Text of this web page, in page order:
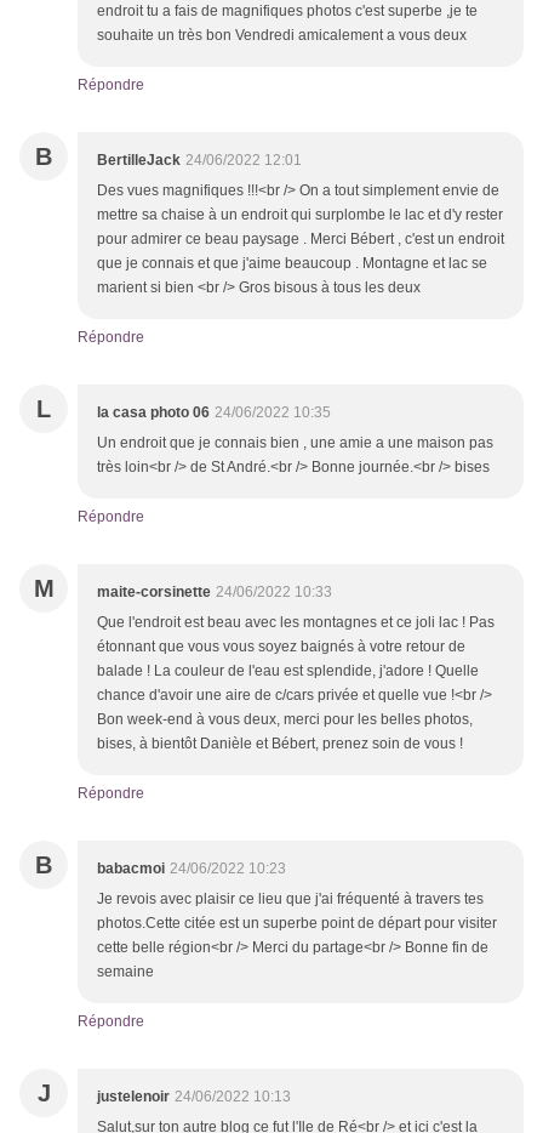
endroit tu a fais de magnifiques photos c'est superbe ,je te
souhaite un très bon Vendredi amicalement a vous deux
Répondre
B BertilleJack 24/06/2022 12:01
Des vues magnifiques !!!<br /> On a tout simplement envie de
mettre sa chaise à un endroit qui surplombe le lac et d'y rester
pour admirer ce beau paysage . Merci Bébert , c'est un endroit
que je connais et que j'aime beaucoup . Montagne et lac se
marient si bien <br /> Gros bisous à tous les deux
Répondre
L la casa photo 06 24/06/2022 10:35
Un endroit que je connais bien , une amie a une maison pas
très loin<br /> de St André.<br /> Bonne journée.<br /> bises
Répondre
M maite-corsinette 24/06/2022 10:33
Que l'endroit est beau avec les montagnes et ce joli lac ! Pas
étonnant que vous vous soyez baignés à votre retour de
balade ! La couleur de l'eau est splendide, j'adore ! Quelle
chance d'avoir une aire de c/cars privée et quelle vue !<br />
Bon week-end à vous deux, merci pour les belles photos,
bises, à bientôt Danièle et Bébert, prenez soin de vous !
Répondre
B babacmoi 24/06/2022 10:23
Je revois avec plaisir ce lieu que j'ai fréquenté à travers tes
photos.Cette citée est un superbe point de départ pour visiter
cette belle région<br /> Merci du partage<br /> Bonne fin de
semaine
Répondre
J justelenoir 24/06/2022 10:13
Salut,sur ton autre blog ce fut l'Ile de Ré<br /> et ici c'est la